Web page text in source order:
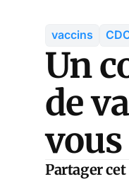
vaccins
Un
de
Partager